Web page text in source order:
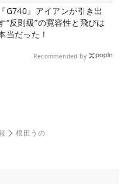
『G740』アイアンが引き出
“反則級”の寛容性と飛びは
当だった！
Recommended by
根田うの